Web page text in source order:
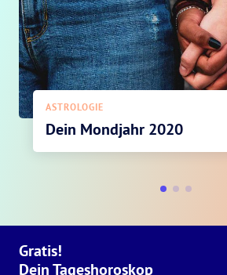
ASTROLOGIE
Dein Mondjahr 2020
Gratis!
Dein Tageshoroskop